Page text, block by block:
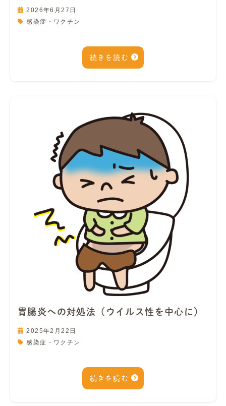
2026年6月27日
感染症・ワクチン
続きを読む
胃腸炎への対処法（ウイルス性を中心に）
2025年2月22日
感染症・ワクチン
続きを読む